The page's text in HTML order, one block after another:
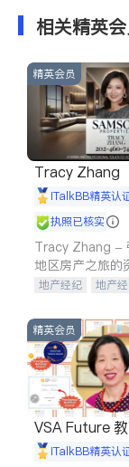
相关精英
精英会员
Tracy Zhang
iTalkBB精英认
执照已核实
Tracy Zhang -
地区房产之旅的
地产经纪
地产
商铺租售
开发
精英会员
VSA Future
iTalkBB精英认